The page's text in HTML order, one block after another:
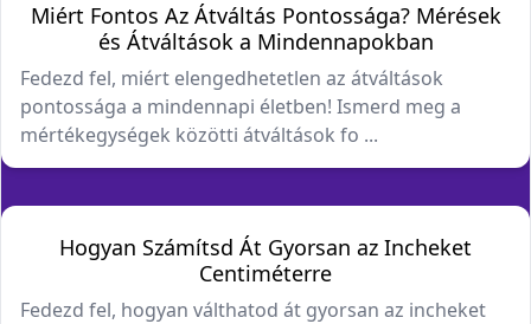
Miért Fontos Az Átváltás Pontossága? Mérések
és Átváltások a Mindennapokban
Fedezd fel, miért elengedhetetlen az átváltások
pontossága a mindennapi életben! Ismerd meg a
mértékegységek közötti átváltások fo ...
Hogyan Számítsd Át Gyorsan az Incheket
Centiméterre
Fedezd fel, hogyan válthatod át gyorsan az incheket